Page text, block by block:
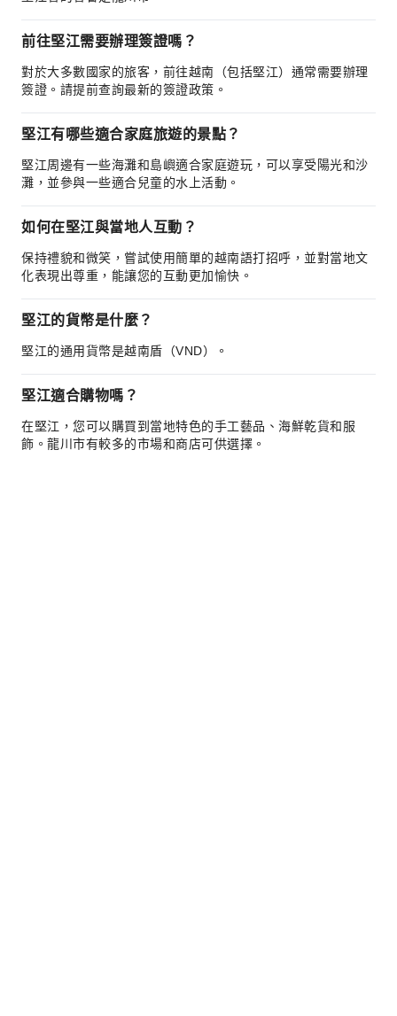
前往堅江需要辦理簽證嗎？
對於大多數國家的旅客，前往越南（包括堅江）通常需要辦理
簽證。請提前查詢最新的簽證政策。
堅江有哪些適合家庭旅遊的景點？
堅江周邊有一些海灘和島嶼適合家庭遊玩，可以享受陽光和沙
灘，並參與一些適合兒童的水上活動。
如何在堅江與當地人互動？
保持禮貌和微笑，嘗試使用簡單的越南語打招呼，並對當地文
化表現出尊重，能讓您的互動更加愉快。
堅江的貨幣是什麼？
堅江的通用貨幣是越南盾（VND）。
堅江適合購物嗎？
在堅江，您可以購買到當地特色的手工藝品、海鮮乾貨和服
飾。龍川市有較多的市場和商店可供選擇。